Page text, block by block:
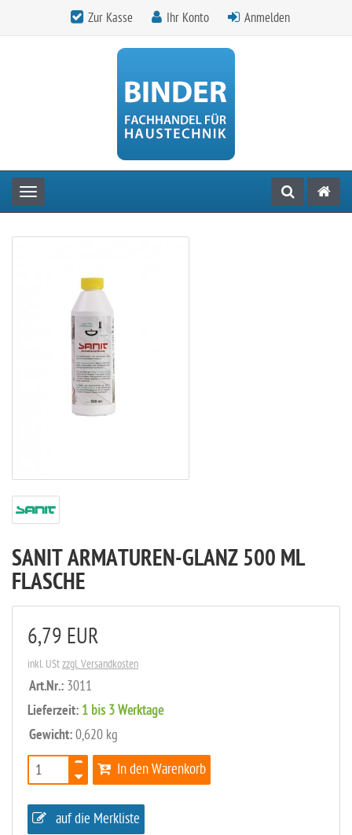
Zur Kasse Ihr Konto Anmelden
Toggle navigation
SANIT ARMATUREN-GLANZ 500 ML
FLASCHE
6,79 EUR
inkl. UStzzgl. Versandkosten
Art.Nr.: 3011
Lieferzeit: 1 bis 3 Werktage
Gewicht: 0,620 kg
In den Warenkorb
auf die Merkliste